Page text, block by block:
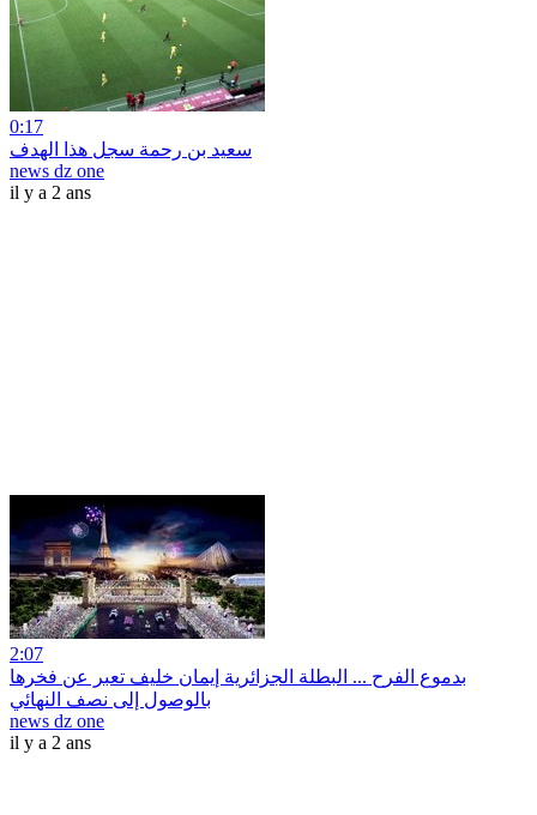
0:17
سعيد بن رحمة سجل هذا الهدف
news dz one
il y a 2 ans
2:07
بدموع الفرح ... البطلة الجزائرية إيمان خليف تعبر عن فخرها
بالوصول إلى نصف النهائي
news dz one
il y a 2 ans